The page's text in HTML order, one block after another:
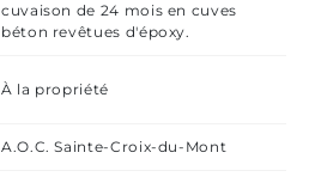
cuvaison de 24 mois en cuves
béton revêtues d'époxy.
À la propriété
A.O.C. Sainte-Croix-du-Mont